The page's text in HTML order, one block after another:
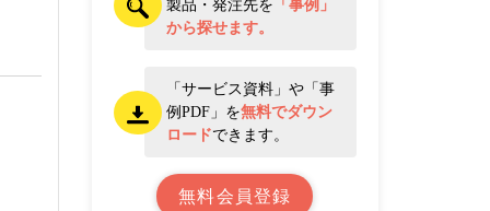
製品・発注先を 「事例」
から探せます。
「サービス資料」や「事
例PDF」を無料でダウン
ロードできます。
無料会員登録